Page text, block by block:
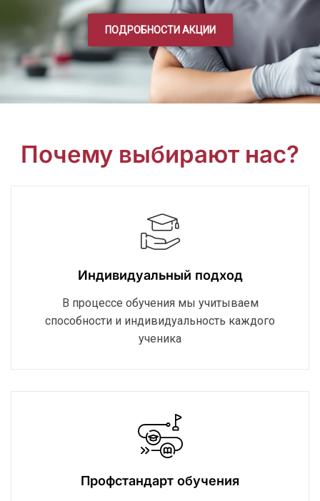
ПОДРОБНОСТИ АКЦИИ
Почему выбирают нас?
Индивидуальный подход
В процессе обучения мы учитываем
способности и индивидуальность каждого
ученика
Профстандарт обучения